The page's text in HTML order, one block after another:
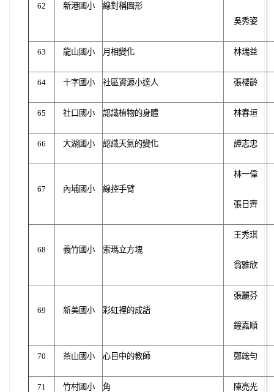
62 新港國小 線對稱圖形
吳秀姿
63 龍山國小 月相變化 林瑞益
64 十字國小 社區資源小達人 張櫻齡
65 社口國小 認識植物的身體 林春垣
66 大湖國小 認識天氣的變化 譚志忠
67 內埔國小 線控手臂
林一偉
張日齊
68 義竹國小 索瑪立方塊
王秀琪
翁雅欣
69 新美國小 彩虹裡的成語
張麗芬
鐘嘉順
70 茶山國小 心目中的教師 鄭竤勻
71 竹村國小 角 陳亮光